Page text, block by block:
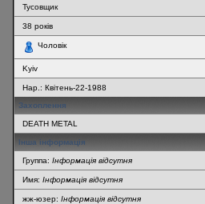
Тусовщик
38 років
Чоловік
Kyiv
Нар.: Квітень-22-1988
Захоплення
DEATH METAL
Інша інформація
Группа: Інформація відсутня
Имя: Інформація відсутня
жж-юзер: Інформація відсутня